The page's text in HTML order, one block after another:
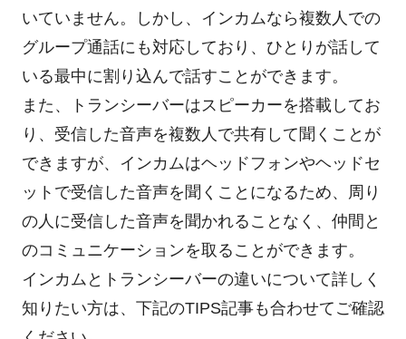
いていません。しかし、インカムなら複数人での
グループ通話にも対応しており、ひとりが話して
いる最中に割り込んで話すことができます。
また、トランシーバーはスピーカーを搭載してお
り、受信した音声を複数人で共有して聞くことが
できますが、インカムはヘッドフォンやヘッドセ
ットで受信した音声を聞くことになるため、周り
の人に受信した音声を聞かれることなく、仲間と
のコミュニケーションを取ることができます。
インカムとトランシーバーの違いについて詳しく
知りたい方は、下記のTIPS記事も合わせてご確認